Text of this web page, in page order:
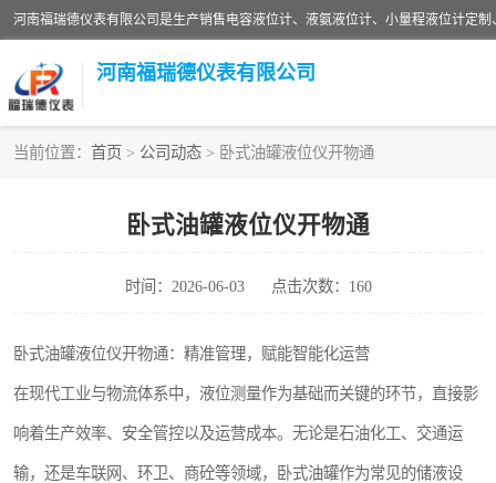
河南福瑞德仪表有限公司
当前位置： 首页 > 公司动态 > 卧式油罐液位仪开物通
卧式油罐液位仪开物通
时间：2026-06-03 点击次数：160
卧式油罐液位仪开物通：精准管理，赋能智能化运营
在现代工业与物流体系中，液位测量作为基础而关键的环节，直接影
响着生产效率、安全管控以及运营成本。无论是石油化工、交通运
输，还是车联网、环卫、商砼等领域，卧式油罐作为常见的储液设
差压变送器
液氨液位计
油量传感器